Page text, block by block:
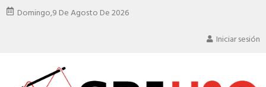
Domingo,9 De Agosto De 2026
Iniciar sesión